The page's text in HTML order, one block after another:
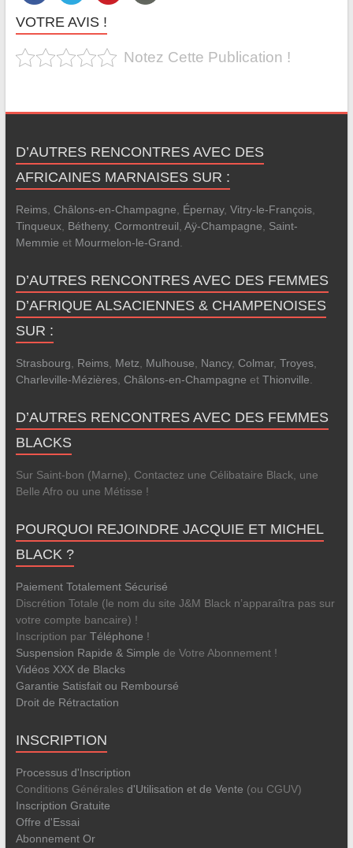
VOTRE AVIS !
Notez Cette Publication !
D’AUTRES RENCONTRES AVEC DES
AFRICAINES MARNAISES SUR :
Reims, Châlons-en-Champagne, Épernay, Vitry-le-François,
Tinqueux, Bétheny, Cormontreuil, Aÿ-Champagne, Saint-
Memmie et Mourmelon-le-Grand.
D’AUTRES RENCONTRES AVEC DES FEMMES
D’AFRIQUE ALSACIENNES & CHAMPENOISES
SUR :
Strasbourg, Reims, Metz, Mulhouse, Nancy, Colmar, Troyes,
Charleville-Mézières, Châlons-en-Champagne et Thionville.
D’AUTRES RENCONTRES AVEC DES FEMMES
BLACKS
Sur Saint-bon (Marne), Contactez une Célibataire Black, une
Belle Afro ou une Métisse !
POURQUOI REJOINDRE JACQUIE ET MICHEL
BLACK ?
Paiement Totalement Sécurisé
Discrétion Totale (le nom du site J&M Black n’apparaîtra pas sur
votre compte bancaire) !
Inscription par Téléphone !
Suspension Rapide & Simple de Votre Abonnement !
Vidéos XXX de Blacks
Garantie Satisfait ou Remboursé
Droit de Rétractation
INSCRIPTION
Processus d'Inscription
Conditions Générales d'Utilisation et de Vente (ou CGUV)
Inscription Gratuite
Offre d'Essai
Abonnement Or